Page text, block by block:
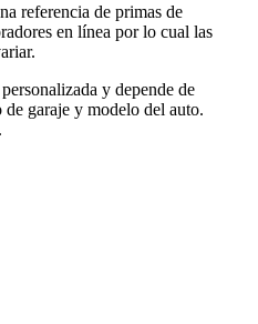
referencia de primas de
en línea por lo cual las
y depende de
garaje y modelo del auto.